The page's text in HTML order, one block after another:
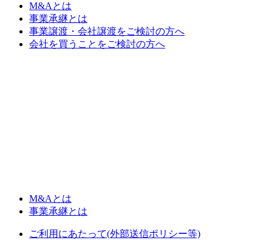
M&Aとは
事業承継とは
事業譲渡・会社譲渡をご検討の方へ
会社を買うことをご検討の方へ
M&Aとは
事業承継とは
ご利用にあたって(外部送信ポリシー等)